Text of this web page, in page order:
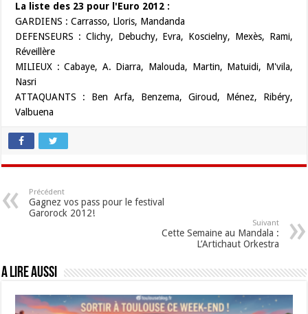
La liste des 23 pour l'Euro 2012 :
GARDIENS : Carrasso, Lloris, Mandanda
DEFENSEURS : Clichy, Debuchy, Evra, Koscielny, Mexès, Rami,
Réveillère
MILIEUX : Cabaye, A. Diarra, Malouda, Martin, Matuidi, M'vila,
Nasri
ATTAQUANTS : Ben Arfa, Benzema, Giroud, Ménez, Ribéry,
Valbuena
Précédent
Gagnez vos pass pour le festival
Garorock 2012!
Suivant
Cette Semaine au Mandala :
L’Artichaut Orkestra
A lire aussi